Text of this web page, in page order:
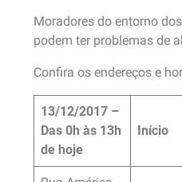
Moradores do entorno
podem ter problemas de
Confira os endereços e
13/12/2017 –
Das 0h às 13h
de hoje
Início